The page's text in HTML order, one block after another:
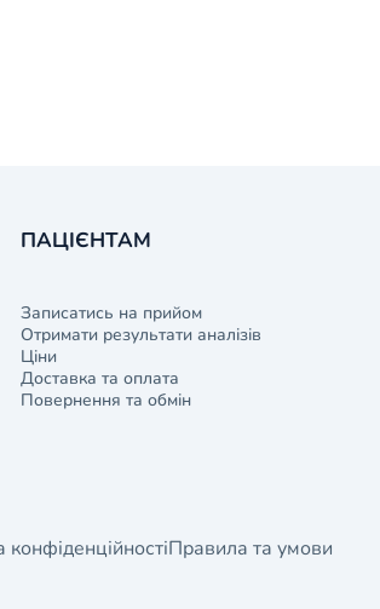
ПАЦІЄНТАМ
Записатись на прийом
Отримати результати аналізів
Ціни
Доставка та оплата
Повернення та обмін
конфіденційностіПравила та умови